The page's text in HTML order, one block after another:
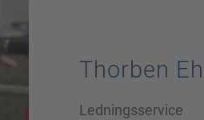
Thorben
Ledningsservice